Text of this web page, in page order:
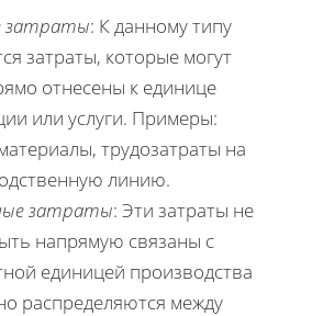
затраты: К данному типу
затраты, которые могут
отнесены к единице
или услуги. Примеры:
трудозатраты на
линию.
затраты: Эти затраты не
напрямую связаны с
единицей производства
распределяются между